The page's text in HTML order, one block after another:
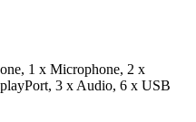
1 х Microphone, 2 x
3 x Audio, 6 x USB